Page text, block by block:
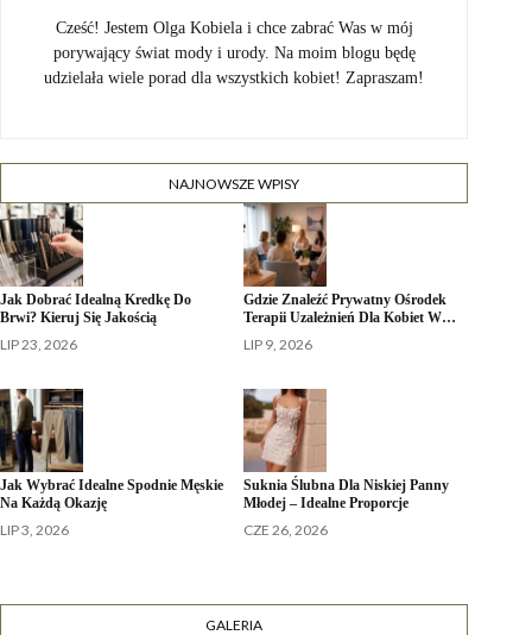
Cześć! Jestem Olga Kobiela i chce zabrać Was w mój
porywający świat mody i urody. Na moim blogu będę
udzielała wiele porad dla wszystkich kobiet! Zapraszam!
NAJNOWSZE WPISY
Jak Dobrać Idealną Kredkę Do
Brwi? Kieruj Się Jakością
LIP 23, 2026
Gdzie Znaleźć Prywatny Ośrodek
Terapii Uzależnień Dla Kobiet W…
LIP 9, 2026
Jak Wybrać Idealne Spodnie Męskie
Na Każdą Okazję
LIP 3, 2026
Suknia Ślubna Dla Niskiej Panny
Młodej – Idealne Proporcje
CZE 26, 2026
GALERIA